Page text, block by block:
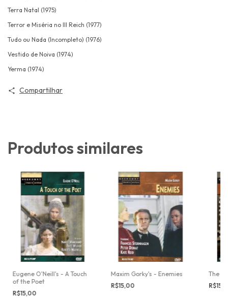
Terra Natal (1975)
Terror e Miséria no III Reich (1977)
Tudo ou Nada (Incompleto) (1976)
Vestido de Noiva (1974)
Yerma (1974)
Compartilhar
Produtos similares
Eugene O'Neill's - A Touch
of the Poet
R$15,00
Maxim Gorky's - Enemies
R$15,00
The